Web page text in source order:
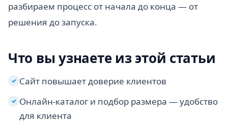
разбираем процесс от начала до конца — от
решения до запуска.
Что вы узнаете из этой статьи
✓ Сайт повышает доверие клиентов
✓ Онлайн-каталог и подбор размера — удобство
для клиента